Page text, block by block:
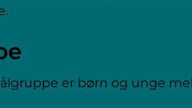
er børn og unge